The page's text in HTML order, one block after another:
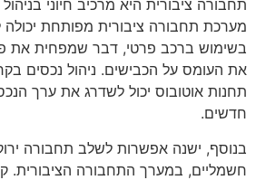
תחבורה ציבורית היא מרכיב חיוני
מערכת תחבורה ציבורית מפותחת
בשימוש ברכב פרטי, דבר שמפחית את
את העומס על הכבישים. ניהול נכסים
תחנות אוטובוס יכול לשדרג את ערך
חדשים.
בנוסף, ישנה אפשרות לשלב תחבורה
חשמליים, במערך התחבורה הציבורית.